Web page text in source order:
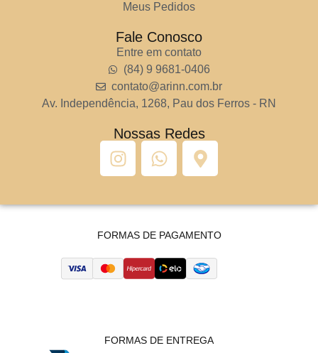
Meus Pedidos
Fale Conosco
Entre em contato
(84) 9 9681-0406
contato@arinn.com.br
Av. Independência, 1268, Pau dos Ferros - RN
Nossas Redes
FORMAS DE PAGAMENTO
FORMAS DE ENTREGA